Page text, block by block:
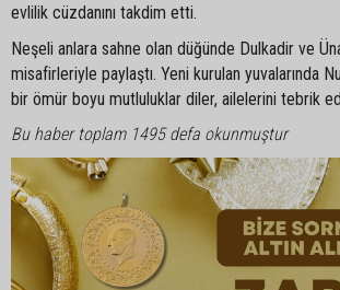
evlilik cüzdanını takdim etti.
Neşeli anlara sahne olan düğünde Dulkadir ve
misafirleriyle paylaştı. Yeni kurulan yuvalarında
bir ömür boyu mutluluklar diler, ailelerini tebrik
Bu haber toplam 1495 defa okunmuştur